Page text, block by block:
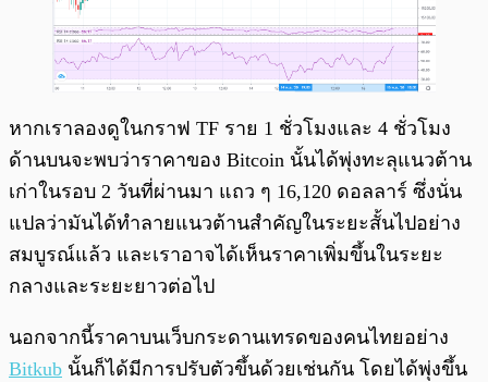
หากเราลองดูในกราฟ TF ราย 1 ชั่วโมงและ 4 ชั่วโมง
ด้านบนจะพบว่าราคาของ Bitcoin นั้นได้พุ่งทะลุแนวต้าน
เก่าในรอบ 2 วันที่ผ่านมา แถว ๆ 16,120 ดอลลาร์ ซึ่งนั่น
แปลว่ามันได้ทำลายแนวต้านสำคัญในระยะสั้นไปอย่าง
สมบูรณ์แล้ว และเราอาจได้เห็นราคาเพิ่มขึ้นในระยะ
กลางและระยะยาวต่อไป
นอกจากนี้ราคาบนเว็บกระดานเทรดของคนไทยอย่าง
Bitkub นั้นก็ได้มีการปรับตัวขึ้นด้วยเช่นกัน โดยได้พุ่งขึ้น